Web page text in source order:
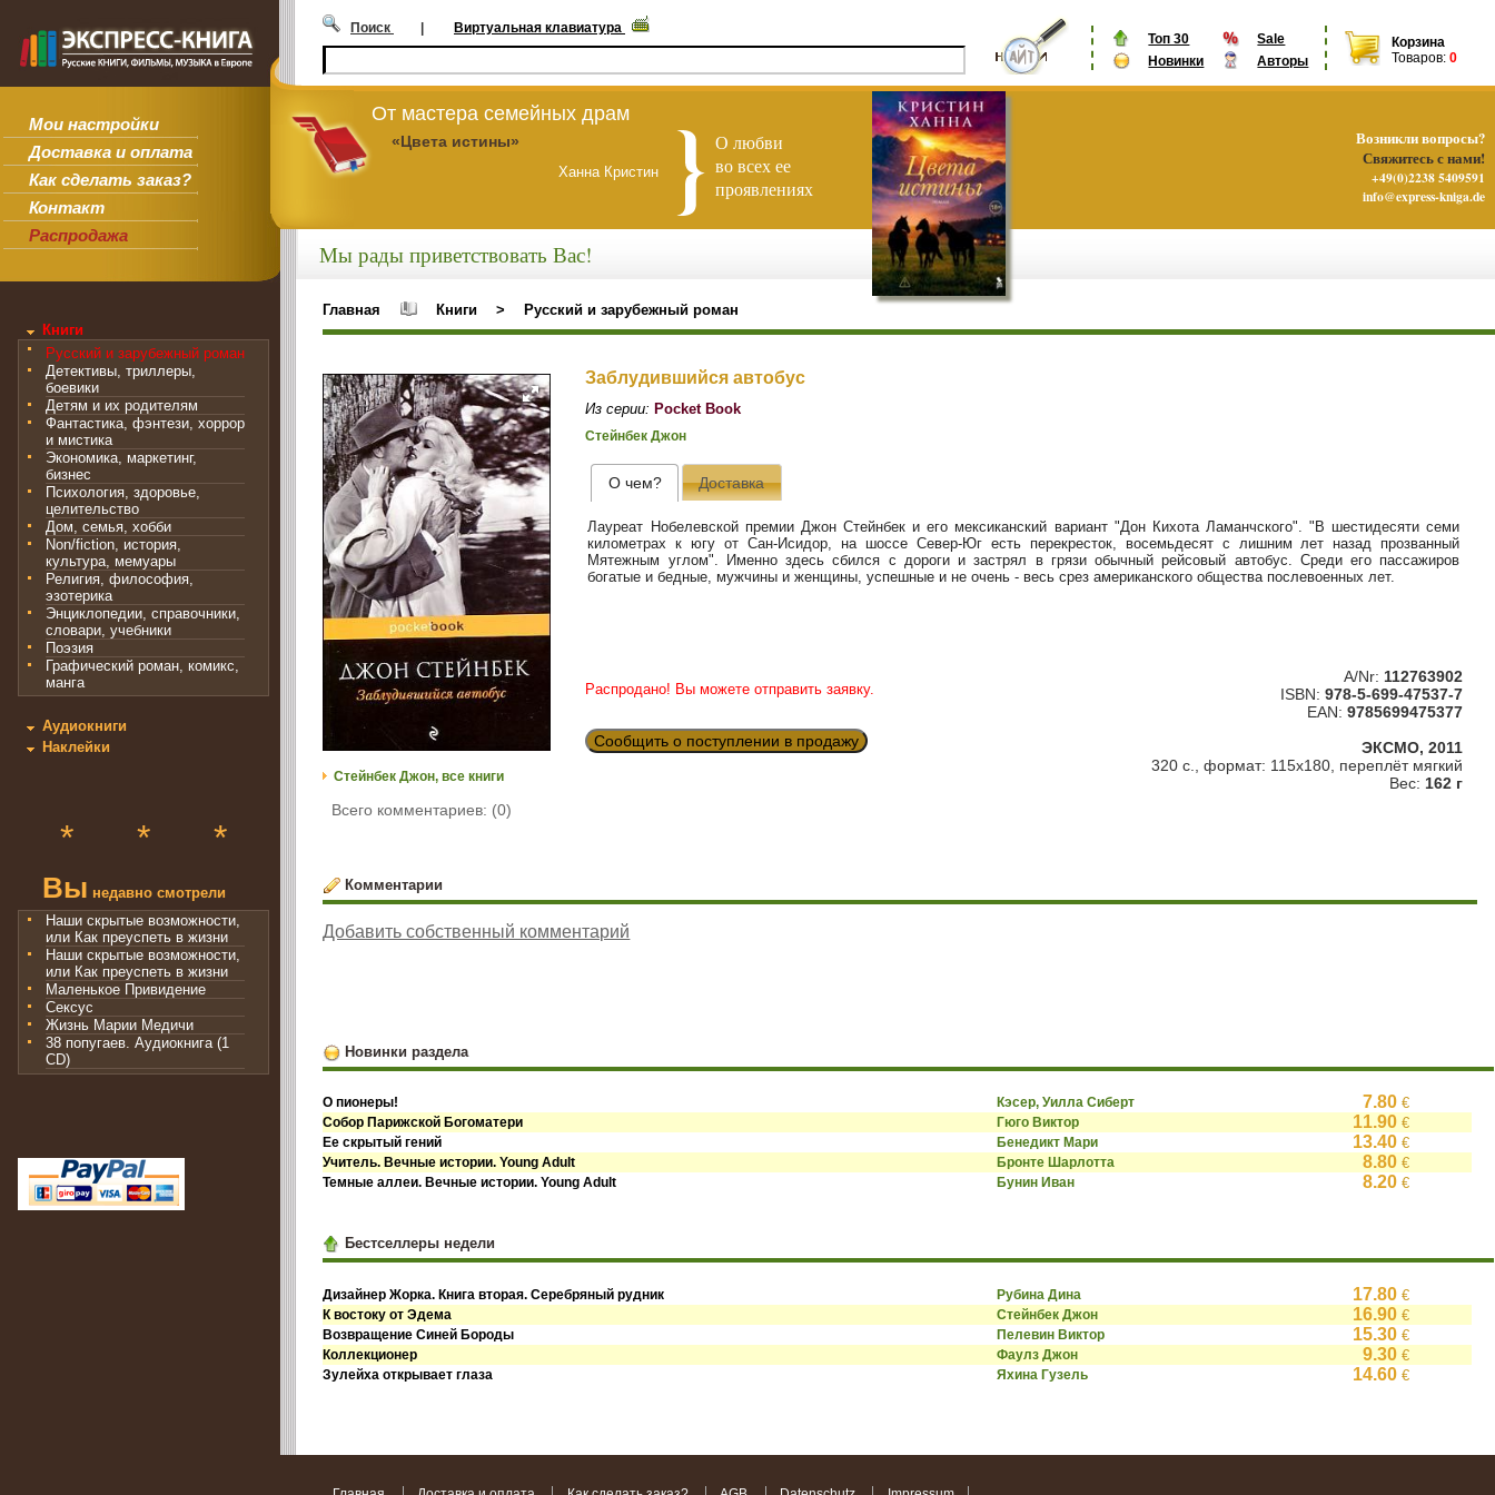
Мои настройки
Доставка и оплата
Как сделать заказ?
Контакт
Распродажа
Топ 30
Sale
Новинки
Авторы
Корзина
Товаров: 0
Поиск | Виртуальная клавиатура
От мастера семейных драм
«Цвета истины»
Ханна Кристин
О любви
во всех ее
проявлениях
Книги
Русский и зарубежный роман
Детективы, триллеры,
боевики
Детям и их родителям
Фантастика, фэнтези, хоррор
и мистика
Экономика, маркетинг,
бизнес
Психология, здоровье,
целительство
Дом, семья, хобби
Non/fiction, история,
культура, мемуары
Религия, философия,
эзотерика
Энциклопедии, справочники,
словари, учебники
Поэзия
Графический роман, комикс,
манга
Аудиокниги
Наклейки
* * *
Вы недавно смотрели
Наши скрытые возможности,
или Как преуспеть в жизни
Наши скрытые возможности,
или Как преуспеть в жизни
Маленькое Привидение
Сексус
Жизнь Марии Медичи
38 попугаев. Аудиокнига (1
CD)
Мы рады приветствовать Вас!
Главная Книги > Русский и зарубежный роман
Стейнбек Джон, все книги
Всего комментариев: (0)
Заблудившийся автобус
Из серии: Pocket Book
Стейнбек Джон
О чем? Доставка
Лауреат Нобелевской премии Джон Стейнбек и его мексиканский вариант "Дон Кихота Ламанчского". "В шестидесяти семи
километрах к югу от Сан-Исидор, на шоссе Север-Юг есть перекресток, восемьдесят с лишним лет назад прозванный
Мятежным углом". Именно здесь сбился с дороги и застрял в грязи обычный рейсовый автобус. Среди его пассажиров
богатые и бедные, мужчины и женщины, успешные и не очень - весь срез американского общества послевоенных лет.
Распродано! Вы можете отправить заявку.
Сообщить о поступлении в продажу
A/Nr: 112763902
ISBN: 978-5-699-47537-7
EAN: 9785699475377
ЭКСМО, 2011
320 с., формат: 115х180, переплёт мягкий
Вес: 162 г
Комментарии
Добавить собственный комментарий
Новинки раздела
О пионеры! Кэсер, Уилла Сиберт 7.80€
Собор Парижской Богоматери Гюго Виктор 11.90€
Ее скрытый гений Бенедикт Мари 13.40€
Учитель. Вечные истории. Young Adult Бронте Шарлотта 8.80€
Темные аллеи. Вечные истории. Young Adult Бунин Иван 8.20€
Бестселлеры недели
Дизайнер Жорка. Книга вторая. Серебряный рудник Рубина Дина 17.80€
К востоку от Эдема Стейнбек Джон 16.90€
Возвращение Синей Бороды Пелевин Виктор 15.30€
Коллекционер Фаулз Джон 9.30€
Зулейха открывает глаза Яхина Гузель 14.60€
Возникли вопросы?
Свяжитесь с нами!
+49(0)2238 5409591
info@express-kniga.de